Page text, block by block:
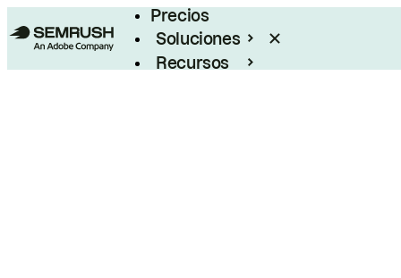
Precios
Soluciones
Recursos